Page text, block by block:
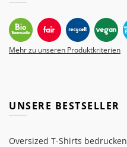
Mehr zu unseren Produktkriterien
UNSERE BESTSELLER
Oversized T-Shirts bedrucken